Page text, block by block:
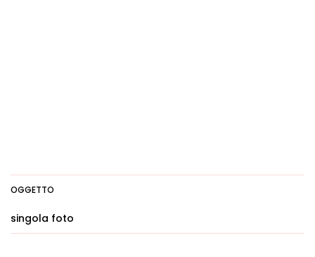
OGGETTO
singola foto